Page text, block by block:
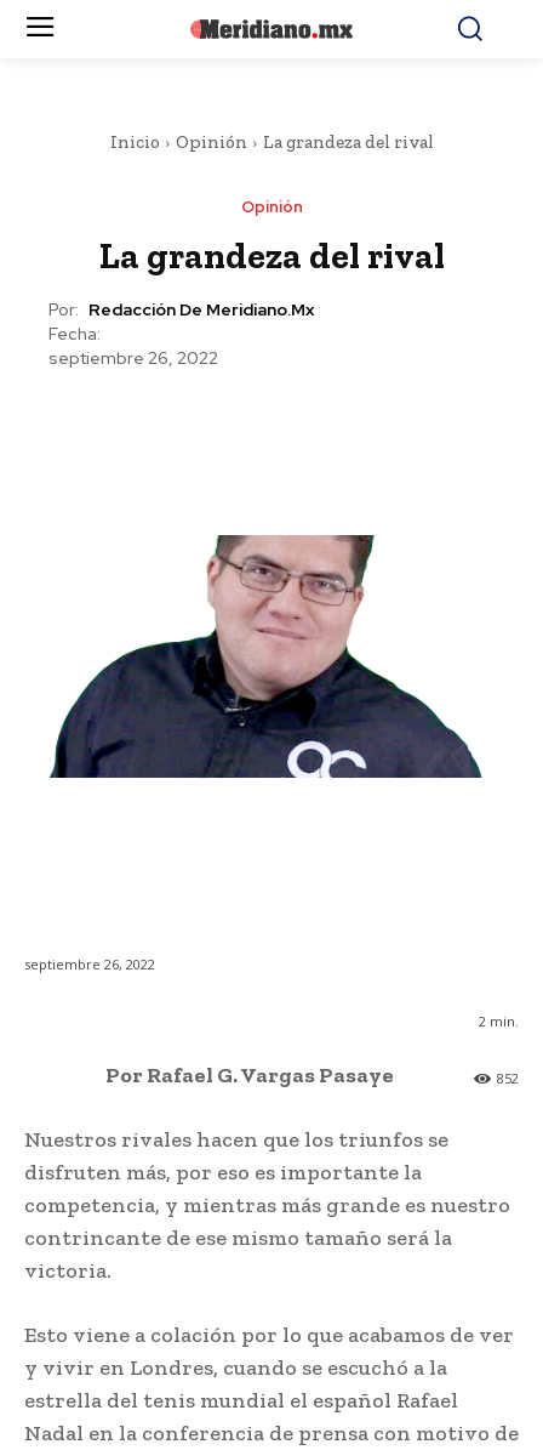
Inicio Opinión La grandeza del rival
Opinión
La grandeza del rival
Por: Redacción De Meridiano.mx
Fecha:
septiembre 26, 2022
septiembre 26, 2022
2 min.
852
Por Rafael G. Vargas Pasaye
Nuestros rivales hacen que los triunfos se
disfruten más, por eso es importante la
competencia, y mientras más grande es nuestro
contrincante de ese mismo tamaño será la
victoria.
Esto viene a colación por lo que acabamos de ver
y vivir en Londres, cuando se escuchó a la
estrella del tenis mundial el español Rafael
Nadal en la conferencia de prensa con motivo de